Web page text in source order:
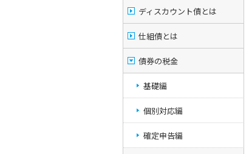
ディスカウント債とは
仕組債とは
債券の税金
基礎編
個別対応編
確定申告編